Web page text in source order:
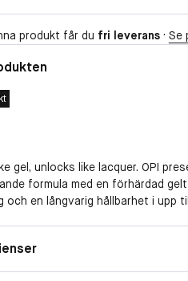
produkt får du fri leverans· Se
gel, unlocks like lacquer. OPI
formula med en förhärdad
och en långvarig hållbarhet i upp
borttagning. Det är så bra att man
allt du älskar med gel och allt du